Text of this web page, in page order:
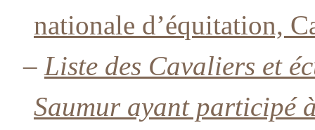
nationale d’équitation,
– Liste des Cavaliers et
Saumur ayant participé